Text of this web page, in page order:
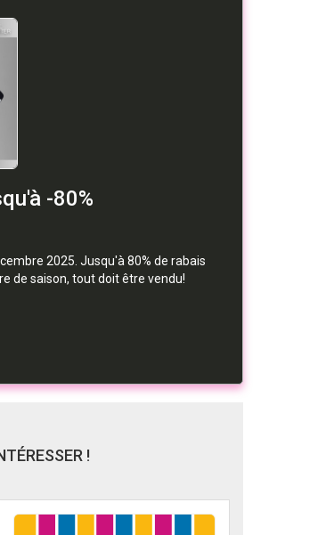
-80%
2025. Jusqu'à 80% de rabais
de saison, tout doit être vendu!
!